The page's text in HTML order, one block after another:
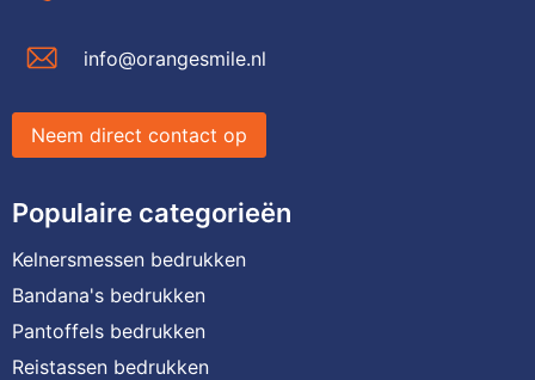
info@orangesmile.nl
Neem direct contact op
Populaire categorieën
Kelnersmessen bedrukken
Bandana's bedrukken
Pantoffels bedrukken
Reistassen bedrukken